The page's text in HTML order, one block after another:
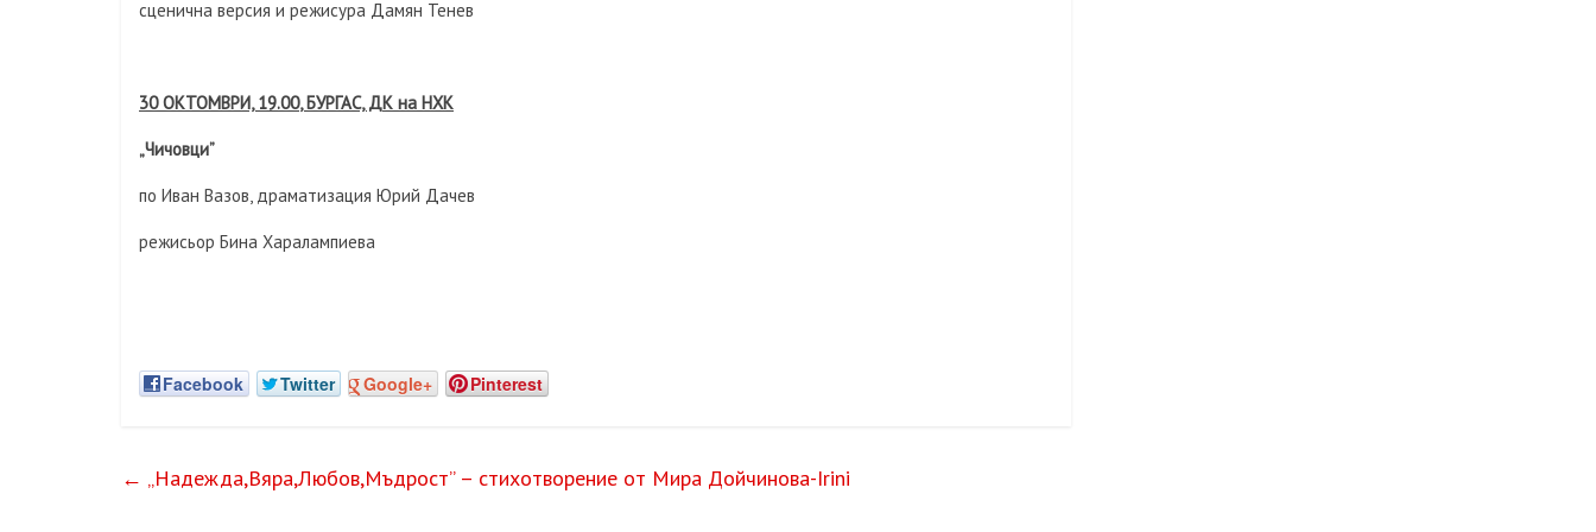
сценична версия и режисура Дамян Тенев
30 ОКТОМВРИ, 19.00, БУРГАС, ДК на НХК
„Чичовци”
по Иван Вазов, драматизация Юрий Дачев
режисьор Бина Харалампиева
Facebook Twitter Google+ Pinterest
← „Надежда,Вяра,Любов,Мъдрост” – стихотворение от Мира Дойчинова-Irini